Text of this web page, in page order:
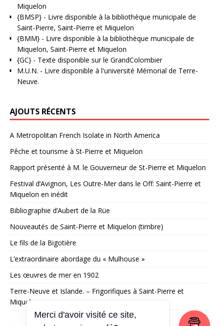
Miquelon
{BMSP} - Livre disponible à la bibliothèque municipale de
Saint-Pierre, Saint-Pierre et Miquelon
{BMM} - Livre disponible à la bibliothèque municipale de
Miquelon, Saint-Pierre et Miquelon
{GC} - Texte disponible sur le GrandColombier
M.U.N. - Livre disponible à l'université Mémorial de Terre-
Neuve.
AJOUTS RÉCENTS
A Metropolitan French Isolate in North America
Pêche et tourisme à St-Pierre et Miquelon
Rapport présenté à M. le Gouverneur de St-Pierre et Miquelon
Festival d’Avignon, Les Outre-Mer dans le Off: Saint-Pierre et
Miquelon en inédit
Bibliographie d’Aubert de la Rüe
Nouveautés de Saint-Pierre et Miquelon (timbre)
Le fils de la Bigotière
L’extraordinaire abordage du « Mulhouse »
Les œuvres de mer en 1902
Terre-Neuve et Islande. – Frigorifiques à Saint-Pierre et
Miquelon
Merci d'avoir visité ce site,